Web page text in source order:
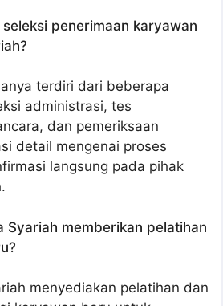
penerimaan karyawan
terdiri dari beberapa
administrasi, tes
dan pemeriksaan
detail mengenai proses
langsung pada pihak
Syariah memberikan pelatihan
menyediakan pelatihan dan